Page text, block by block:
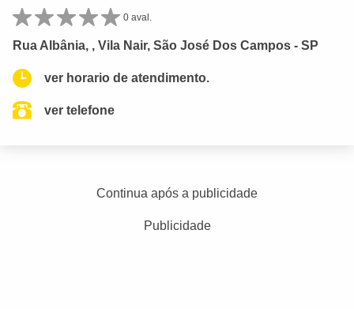
0 aval.
Rua Albânia, , Vila Nair, São José Dos Campos - SP
ver horario de atendimento.
ver telefone
Continua após a publicidade
Publicidade